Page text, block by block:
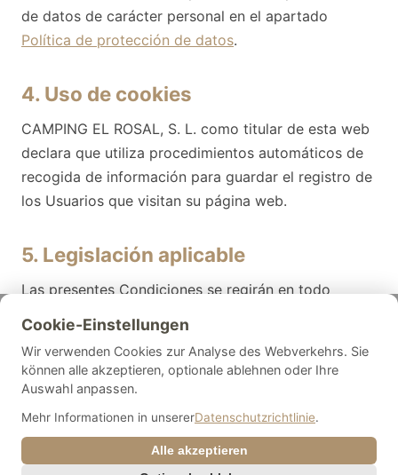
de datos de carácter personal en el apartado
Política de protección de datos.
4. Uso de cookies
CAMPING EL ROSAL, S. L. como titular de esta web
declara que utiliza procedimientos automáticos de
recogida de información para guardar el registro de
los Usuarios que visitan su página web.
5. Legislación aplicable
Las presentes Condiciones se regirán en todo
momento por lo dispuesto en la legislación
Speisekarte |
Camping El
Rosal
| Impressum | Datenschutz | Cookies
Cookie-Einstellungen
Wir verwenden Cookies zur Analyse des Webverkehrs. Sie
können alle akzeptieren, optionale ablehnen oder Ihre
Auswahl anpassen.
Mehr Informationen in unsererDatenschutzrichtlinie.
Alle akzeptieren